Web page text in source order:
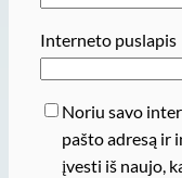
Interneto puslapis
Noriu savo
pašto adresą ir
įvesti iš naujo,